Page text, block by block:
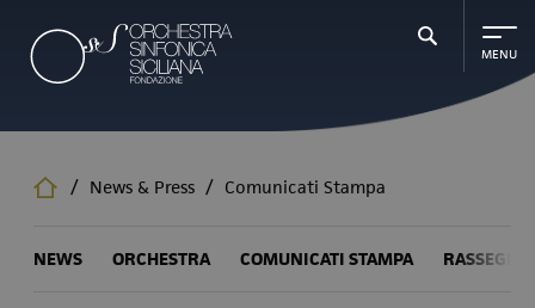
contenuto
principale
/ News & Press / Comunicati Stampa
NEWS ORCHESTRA COMUNICATI STAMPA